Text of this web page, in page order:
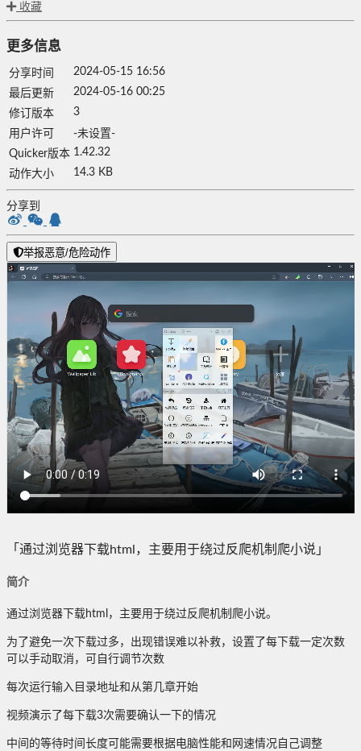
收藏
更多信息
分享时间
2024-05-15 16:56
最后更新
2024-05-16 00:25
修订版本
3
用户许可
-未设置-
Quicker版本 1.42.32
动作大小
14.3 KB
分享到
举报恶意/危险动作
「通过浏览器下载html，主要用于绕过反爬机制爬小说」
简介
通过浏览器下载html，主要用于绕过反爬机制爬小说。
为了避免一次下载过多，出现错误难以补救，设置了每下载一定次数
可以手动取消，可自行调节次数
每次运行输入目录地址和从第几章开始
视频演示了每下载3次需要确认一下的情况
中间的等待时间长度可能需要根据电脑性能和网速情况自己调整